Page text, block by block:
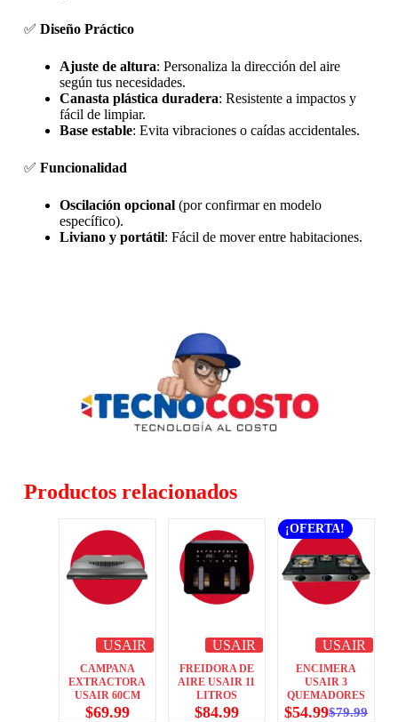
✅ Diseño Práctico
Ajuste de altura: Personaliza la dirección del aire
según tus necesidades.
Canasta plástica duradera: Resistente a impactos y
fácil de limpiar.
Base estable: Evita vibraciones o caídas accidentales.
✅ Funcionalidad
Oscilación opcional(por confirmar en modelo
específico).
Liviano y portátil: Fácil de mover entre habitaciones.
Productos relacionados
USAIR
CAMPANA
EXTRACTORA
USAIR 60CM
$69.99
USAIR
FREIDORA DE
AIRE USAIR 11
LITROS
$84.99
¡OFERTA!
USAIR
ENCIMERA
USAIR 3
QUEMADORES
$79.99
$54.99